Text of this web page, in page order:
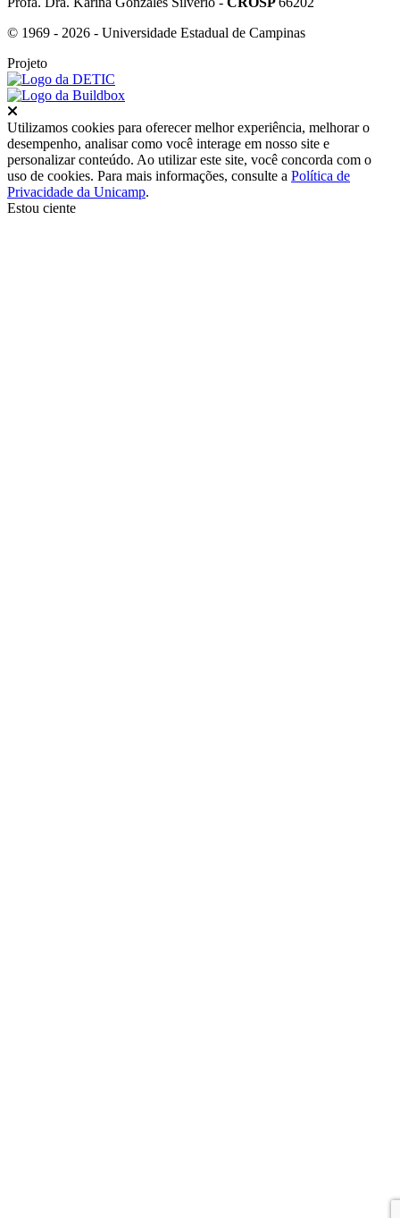
© 1969 - 2026 - Universidade Estadual de Campinas
Projeto
Utilizamos cookies para oferecer melhor experiência, melhorar o
desempenho, analisar como você interage em nosso site e
personalizar conteúdo. Ao utilizar este site, você concorda com o
uso de cookies. Para mais informações, consulte a Política de
Privacidade da Unicamp.
Estou ciente